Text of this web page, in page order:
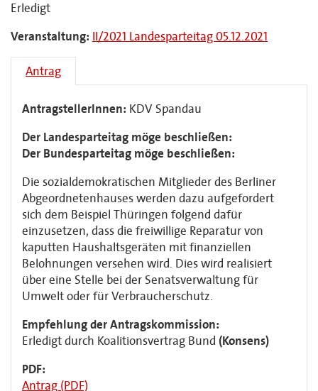
Erledigt
Veranstaltung: II/2021 Landesparteitag 05.12.2021
Antrag
AntragstellerInnen: KDV Spandau
Der Landesparteitag möge beschließen:
Der Bundesparteitag möge beschließen:
Die sozialdemokratischen Mitglieder des Berliner
Abgeordnetenhauses werden dazu aufgefordert
sich dem Beispiel Thüringen folgend dafür
einzusetzen, dass die freiwillige Reparatur von
kaputten Haushaltsgeräten mit finanziellen
Belohnungen versehen wird. Dies wird realisiert
über eine Stelle bei der Senatsverwaltung für
Umwelt oder für Verbraucherschutz.
Empfehlung der Antragskommission:
Erledigt durch Koalitionsvertrag Bund (Konsens)
PDF:
Antrag (PDF)